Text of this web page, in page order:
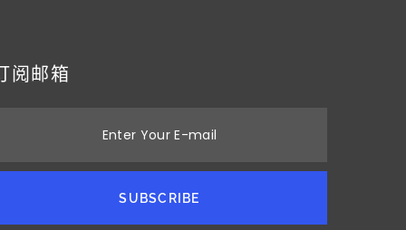
阅邮箱
Enter Your E-mail
SUBSCRIBE